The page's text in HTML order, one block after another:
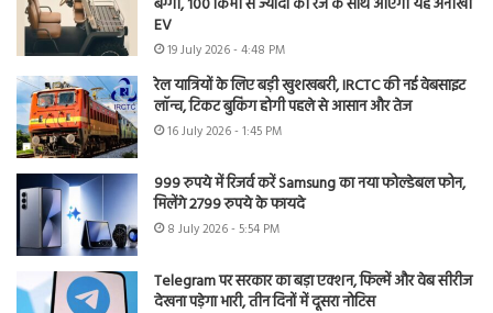
EV
19 July 2026 - 4:48 PM
रेल यात्रियों के लिए बड़ी खुशखबरी, IRCTC की नई वेबसाइट
लॉन्च, टिकट बुकिंग होगी पहले से आसान और तेज
16 July 2026 - 1:45 PM
999 रुपये में रिजर्व करें Samsung का नया फोल्डेबल फोन,
मिलेंगे 2799 रुपये के फायदे
8 July 2026 - 5:54 PM
Telegram पर सरकार का बड़ा एक्शन, फिल्में और वेब सीरीज
देखना पड़ेगा भारी, तीन दिनों में दूसरा नोटिस